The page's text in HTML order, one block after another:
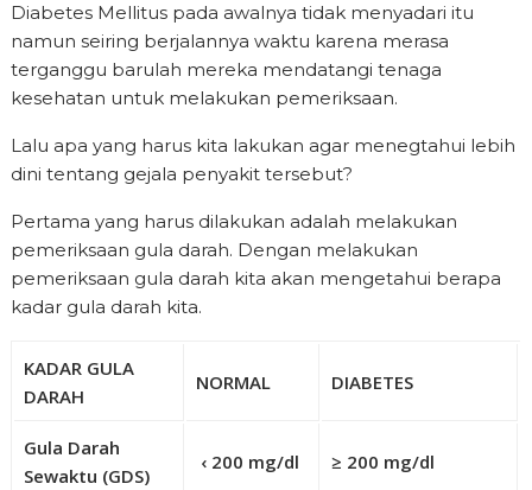
Diabetes Mellitus pada awalnya tidak menyadari itu
namun seiring berjalannya waktu karena merasa
terganggu barulah mereka mendatangi tenaga
kesehatan untuk melakukan pemeriksaan.
Lalu apa yang harus kita lakukan agar menegtahui lebih
dini tentang gejala penyakit tersebut?
Pertama yang harus dilakukan adalah melakukan
pemeriksaan gula darah. Dengan melakukan
pemeriksaan gula darah kita akan mengetahui berapa
kadar gula darah kita.
KADAR GULA
DARAH
NORMAL DIABETES
Gula Darah
Sewaktu (GDS)
‹ 200 mg/dl ≥ 200 mg/dl